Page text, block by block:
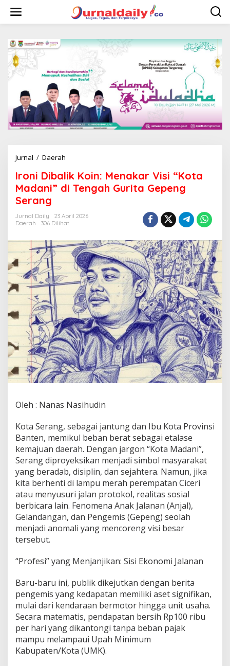
w
Jurnal / Daerah
o
n
i
b
l
i
o
i
n
:
M
e
n
a
k
a
r
V
i
K
o
a
M
a
d
n
i
"
d
n
a
h
G
u
r
i
t
a
Ironi Dibalik Koin: Menakar Visi “Kota
Madani” di Tengah Gurita Gepeng
Serang
Jurnal Daily
23 April 2026
Daerah
306 Dilihat
Oleh : Nanas Nasihudin
Kota Serang, sebagai jantung dan Ibu Kota Provinsi
Banten, memikul beban berat sebagai etalase
kemajuan daerah. Dengan jargon “Kota Madani”,
Serang diproyeksikan menjadi simbol masyarakat
yang beradab, disiplin, dan sejahtera. Namun, jika
kita berhenti di lampu merah perempatan Ciceri
atau menyusuri jalan protokol, realitas sosial
berbicara lain. Fenomena Anak Jalanan (Anjal),
Gelandangan, dan Pengemis (Gepeng) seolah
menjadi anomali yang mencoreng visi besar
tersebut.
“Profesi” yang Menjanjikan: Sisi Ekonomi Jalanan
Baru-baru ini, publik dikejutkan dengan berita
pengemis yang kedapatan memiliki aset signifikan,
mulai dari kendaraan bermotor hingga unit usaha.
Secara matematis, pendapatan bersih Rp100 ribu
per hari yang dikantongi tanpa beban pajak
mampu melampaui Upah Minimum
Kabupaten/Kota (UMK).